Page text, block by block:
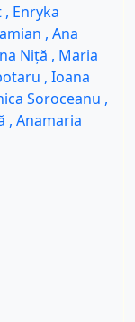
, Enryka
, Ana
Niță , Maria
, Ioana
Soroceanu ,
, Anamaria